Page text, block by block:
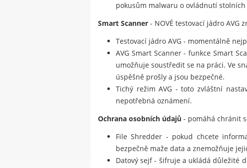
pokusům malwaru o ovládnutí
Smart Scanner - NOVÉ testovací jádro AVG
Testovací jádro AVG - momentálně
AVG Smart Scanner - funkce Smart
umožňuje soustředit se na práci. Ve
úspěšně prošly a jsou bezpečné.
Tichý režim AVG - toto zvláštní
nepotřebná oznámení.
Ochrana osobních údajů - pomáhá chránit
File Shredder - pokud chcete
bezpečně maže data a znemožňuje
Datový sejf - šifruje a ukládá důležité